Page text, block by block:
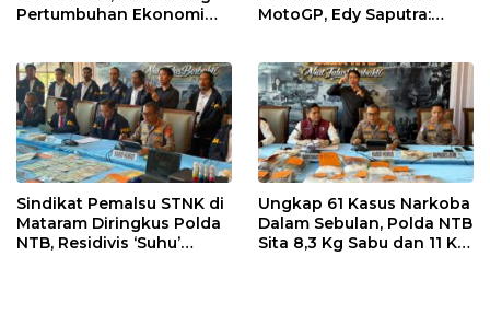
Pertumbuhan Ekonomi
MotoGP, Edy Saputra:
Sindikat Pemalsu STNK di
Mataram Diringkus Polda
NTB, Residivis ‘Suhu’
Ungkap 61 Kasus Narkoba
Dalam Sebulan, Polda NTB
Sita 8,3 Kg Sabu dan 11 Kg